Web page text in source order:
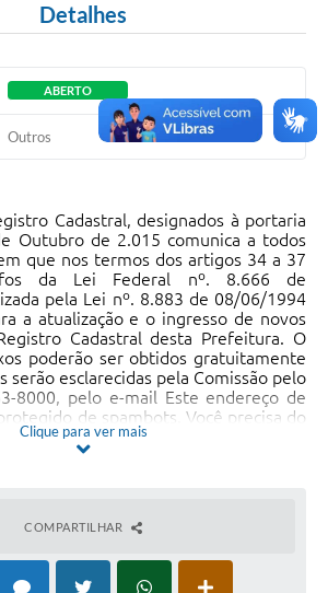
Público de Itápolis
Detalhes
ABERTO
Outros
Cadastral, designados à portaria
Outubro de 2.015 comunica a todos
que nos termos dos artigos 34 a 37
da Lei Federal nº. 8.666 de
pela Lei nº. 8.883 de 08/06/1994
a atualização e o ingresso de novos
Cadastral desta Prefeitura. O
poderão ser obtidos gratuitamente
serão esclarecidas pela Comissão pelo
8000, pelo e-mail Este endereço de
de spambots. Você precisa do
para vê-lo. e Este endereço de email
de spambots. Você precisa do
artigo 34 da Lei Federal nº. 8.666 de
Clique para ver mais
COMPARTILHAR